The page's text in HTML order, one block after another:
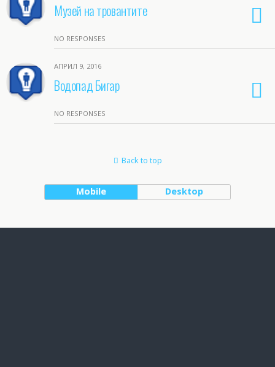
Музей на тровантите
NO RESPONSES
АПРИЛ 9, 2016
Водопад Бигар
NO RESPONSES
Back to top
Mobile Desktop